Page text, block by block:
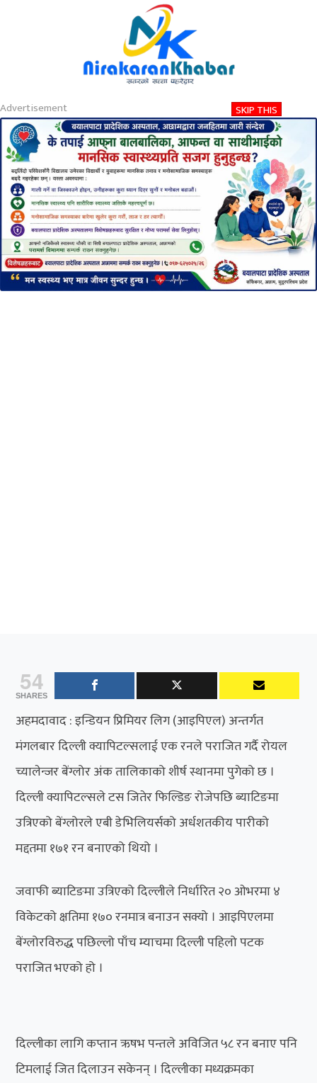
Privacy
शुक्रबार, साउन २२, २०८३
Nirakaran Khabar
54
SHARES
अहमदावाद : इन्डियन प्रिमियर लिग (आइपिएल) अन्तर्गत
मंगलबार दिल्ली क्यापिटल्सलाई एक रनले पराजित गर्दै रोयल
च्यालेन्जर बेंग्लोर अंक तालिकाको शीर्ष स्थानमा पुगेको छ ।
दिल्ली क्यापिटल्सले टस जितेर फिल्डिङ रोजेपछि ब्याटिङमा
उत्रिएको बेंग्लोरले एबी डेभिलियर्सको अर्धशतकीय पारीको
मद्दतमा १७१ रन बनाएको थियो ।
जवाफी ब्याटिङमा उत्रिएको दिल्लीले निर्धारित २० ओभरमा ४
विकेटको क्षतिमा १७० रनमात्र बनाउन सक्यो । आइपिएलमा
बेंग्लोरविरुद्ध पछिल्लो पाँच म्याचमा दिल्ली पहिलो पटक
पराजित भएको हो ।
दिल्लीका लागि कप्तान ऋषभ पन्तले अविजित ५८ रन बनाए पनि
टिमलाई जित दिलाउन सकेनन् । दिल्लीका मध्यक्रमका